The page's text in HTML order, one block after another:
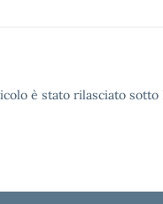
è stato rilasciato